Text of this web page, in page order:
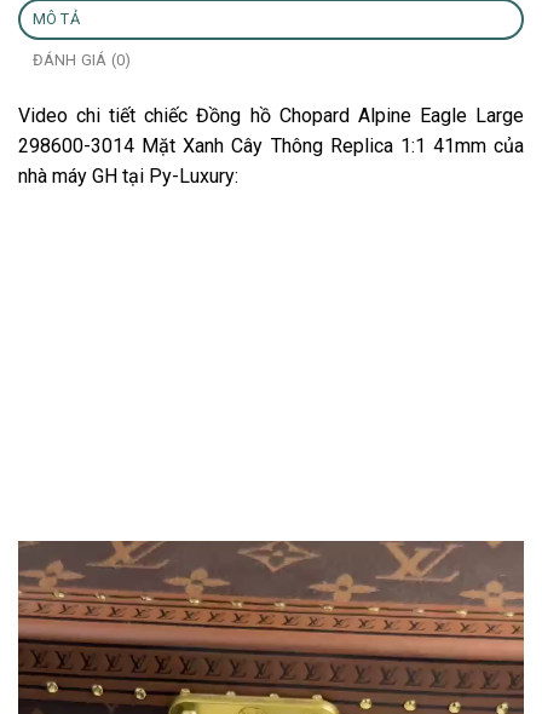
MÔ TẢ
ĐÁNH GIÁ (0)
Video chi tiết chiếc Đồng hồ Chopard Alpine Eagle Large
298600-3014 Mặt Xanh Cây Thông Replica 1:1 41mm của
nhà máy GH tại Py-Luxury: